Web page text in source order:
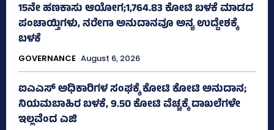
15ನೇ ಹಣಕಾಸು ಆಯೋಗ;1,764.83 ಕೋಟಿ ಬಳಕೆ ಮಾಡದ
ಪಂಚಾಯ್ತಿಗಳು, ನರೇಗಾ ಅನುದಾನವೂ ಅನ್ಯ ಉದ್ದೇಶಕ್ಕೆ
ಬಳಕೆ
GOVERNANCE August 6, 2026
ಐಎಎಸ್‌ ಅಧಿಕಾರಿಗಳ ಸಂಘಕ್ಕೆ ಕೋಟಿ ಕೋಟಿ ಅನುದಾನ;
ನಿಯಮಬಾಹಿರ ಬಳಕೆ, 9.50 ಕೋಟಿ ವೆಚ್ಚಕ್ಕೆ ದಾಖಲೆಗಳೇ
ಇಲ್ಲವೆಂದ ಎಜಿ